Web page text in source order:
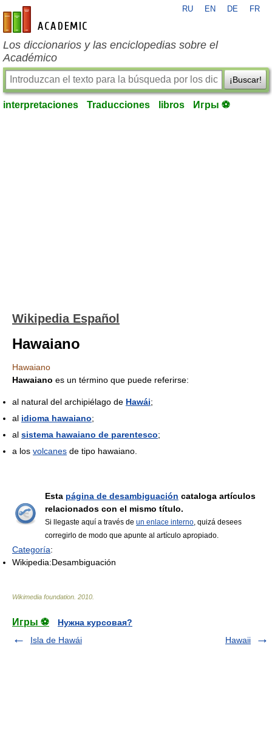
es-academic.com
RU EN DE FR
Los diccionarios y las enciclopedias sobre el
Académico
¡Buscar!
interpretaciones Traducciones libros Игры ⚽
Wikipedia Español
Hawaiano
Hawaiano
Hawaiano es un término que puede referirse:
al natural del archipiélago de Hawái;
al idioma hawaiano;
al sistema hawaiano de parentesco;
a los volcanes de tipo hawaiano.
Esta página de desambiguación cataloga artículos
relacionados con el mismo título.
Si llegaste aquí a través de un enlace interno, quizá desees
corregirlo de modo que apunte al artículo apropiado.
Categoría:
Wikipedia:Desambiguación
Wikimedia foundation 2010
Игры ⚽
Нужна курсовая?
Isla de Hawái
Hawaii